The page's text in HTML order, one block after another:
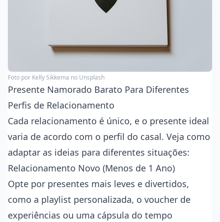
Foto por Kelly Sikkema no Unsplash
Presente Namorado Barato Para Diferentes
Perfis de Relacionamento
Cada relacionamento é único, e o presente ideal
varia de acordo com o perfil do casal. Veja como
adaptar as ideias para diferentes situações:
Relacionamento Novo (Menos de 1 Ano)
Opte por presentes mais leves e divertidos,
como a playlist personalizada, o voucher de
experiências ou uma cápsula do tempo